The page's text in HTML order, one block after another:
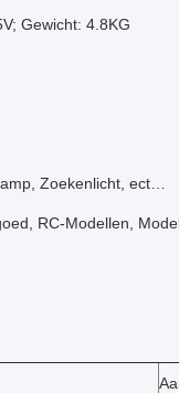
Gewicht: 4.8KG
Zoekenlicht, ect…
RC-Modellen,